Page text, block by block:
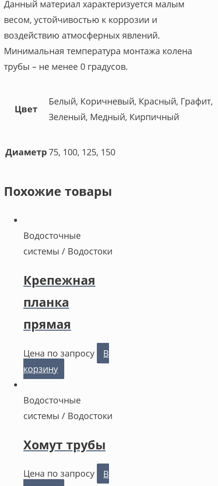
Данный материал характеризуется малым
весом, устойчивостью к коррозии и
воздействию атмосферных явлений.
Минимальная температура монтажа колена
трубы – не менее 0 градусов.
Цвет
Белый, Коричневый, Красный, Графит,
Зеленый, Медный, Кирпичный
Диаметр75, 100, 125, 150
Похожие товары
Водосточные
системы / Водостоки
Крепежная
планка
прямая
Цена по запросу
В
корзину
Водосточные
системы / Водостоки
Хомут трубы
Цена по запросу
В